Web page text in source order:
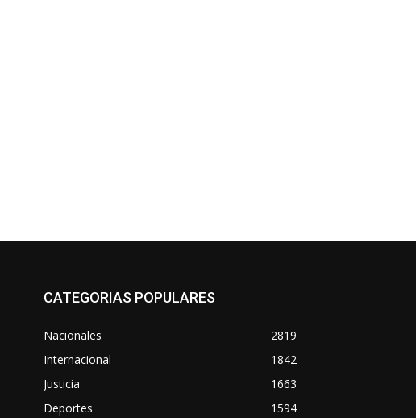
CATEGORIAS POPULARES
Nacionales
2819
Internacional
1842
Justicia
1663
Deportes
1594